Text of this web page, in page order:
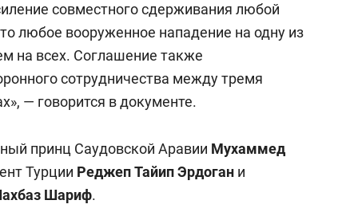
совместного сдерживания любой
любое вооруженное нападение на одну из
на всех. Соглашение также
сотрудничества между тремя
— говорится в документе.
принц Саудовской Аравии Мухаммед
Турции РеджепТайип Эрдоган и
Шариф.